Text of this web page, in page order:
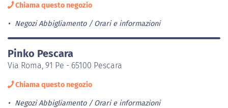
Chiama questo negozio
Negozi Abbigliamento Orari e informazioni
Pinko Pescara
Via Roma, 91 Pe - 65100 Pescara
Chiama questo negozio
Negozi Abbigliamento Orari e informazioni